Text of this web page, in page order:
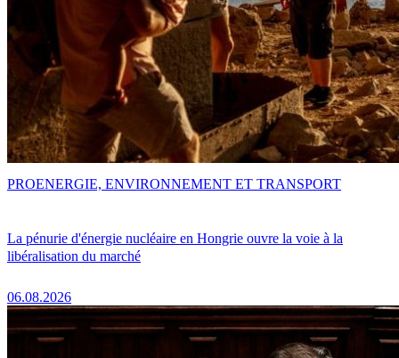
La pénurie d'énergie nucléaire en Hongrie ouvre la voie à la
libéralisation du marché
06.08.2026
PROENERGIE, ENVIRONNEMENT ET TRANSPORT